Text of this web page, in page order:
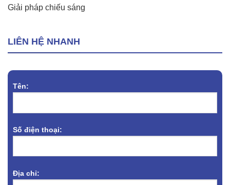
Giải pháp chiếu sáng
LIÊN HỆ NHANH
Tên:
Số điện thoại:
Địa chỉ: